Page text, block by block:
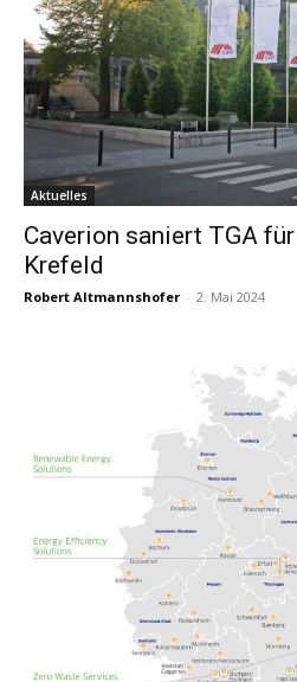
Aktuelles
Caverion saniert TGA
Krefeld
Robert Altmannshofer - 2. Mai 2024